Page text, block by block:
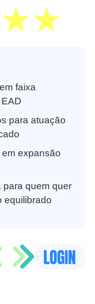
faixa
para atuação
expansão
para quem quer
equilibrado